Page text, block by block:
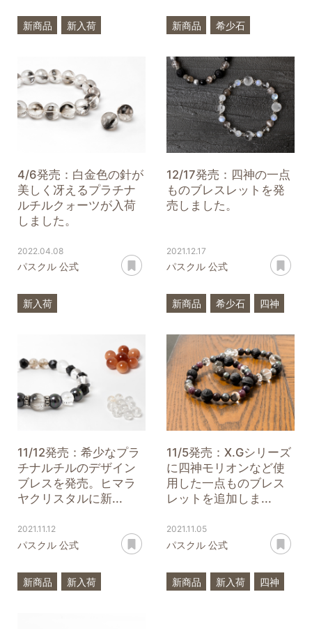
新商品
新入荷
スペクトロライト
ラブラドライト
プラチナルチルクォーツ
新商品
希少石
タイチンルチルクォーツ
プラチナルチルクォーツ
ブラックルチルクォーツ
一点もの
X.G
4/6発売：白金色の針が
美しく冴えるプラチナ
ルチルクォーツが入荷
しました。
2022.04.08
パスクル 公式
あとで読む
新入荷
12/17発売：四神の一点
ものブレスレットを発
売しました。
2021.12.17
パスクル 公式
新商品 希少石
四神
プラチナルチルクォーツ
一点もの
X.G
11/12発売：希少なプラ
チナルチルのデザイン
ブレスを発売。ヒマラ
ヤクリスタルに新...
2021.11.12
パスクル 公式
あとで読む
新商品
新入荷
11/5発売：X.Gシリーズ
に四神モリオンなど使
用した一点ものブレス
レットを追加しま...
2021.11.05
パスクル 公式
新商品 新入荷
四神